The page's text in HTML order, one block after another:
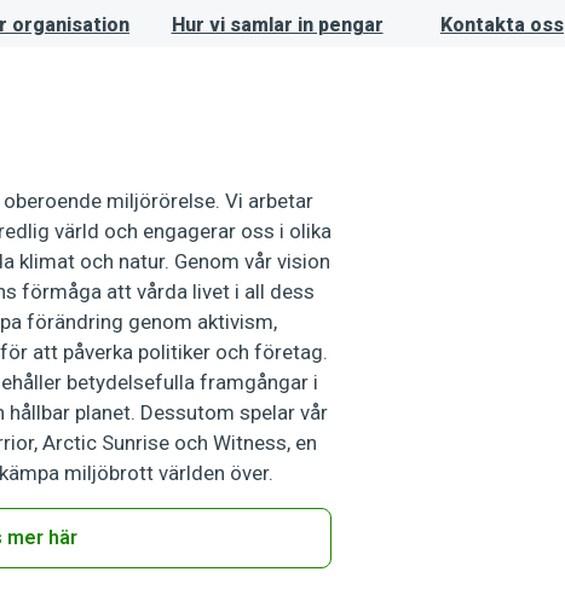
organisation Hur vi samlar in pengar Kontakta oss
miljörörelse. Vi arbetar
värld och engagerar oss i olika
och natur. Genom vår vision
förmåga att vårda livet i all dess
förändring genom aktivism,
att påverka politiker och företag.
betydelsefulla framgångar i
planet. Dessutom spelar vår
Arctic Sunrise och Witness, en
miljöbrott världen över.
mer här